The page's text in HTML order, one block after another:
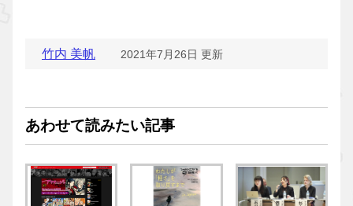
竹内 美帆 2021年7月26日 更新
あわせて読みたい記事